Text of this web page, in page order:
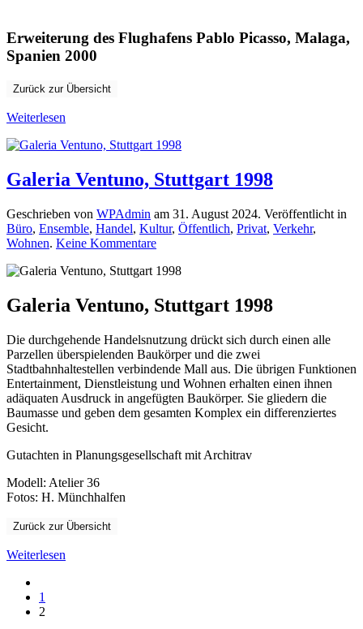
Erweiterung des Flughafens Pablo Picasso, Malaga,
Spanien 2000
Zurück zur Übersicht
Weiterlesen
Galeria Ventuno, Stuttgart 1998
Geschrieben von WPAdmin am 31. August 2024. Veröffentlicht in
Büro, Ensemble, Handel, Kultur, Öffentlich, Privat, Verkehr,
Wohnen. Keine Kommentarezu
Ventuno,
1998
Galeria Ventuno, Stuttgart 1998
Die durchgehende Handelsnutzung drückt sich durch einen alle
Parzellen überspielenden Baukörper und die zwei
Stadtbahnhaltestellen verbindende Mall aus. Die übrigen Funktionen
Entertainment, Dienstleistung und Wohnen erhalten einen ihnen
adäquaten Ausdruck in angefügten Baukörper. Sie gliedern die
Baumasse und geben dem gesamten Komplex ein differenziertes
Gesicht.
Gutachten in Planungsgesellschaft mit Architrav
Modell: Atelier 36
Fotos: H. Münchhalfen
Zurück zur Übersicht
Weiterlesen
1
2